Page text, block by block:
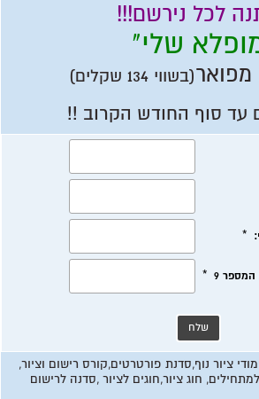
ציור נוף,סדנת פורטרטים,קורס רישום וציור,
חוג ציור,חוגים לציור ,סדנה לרישום
לכל נירשם!!!
שלי"
מפואר(בשווי 134 שקלים)
עד סוף החודש הקרוב !!